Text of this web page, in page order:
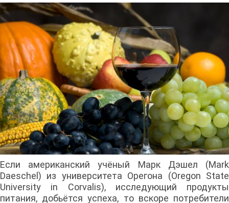
Если американский учёный Марк Дэшел (Mark
Daeschel) из университета Орегона (Oregon State
University in Corvalis), исследующий продукты
питания, добьётся успеха, то вскоре потребители